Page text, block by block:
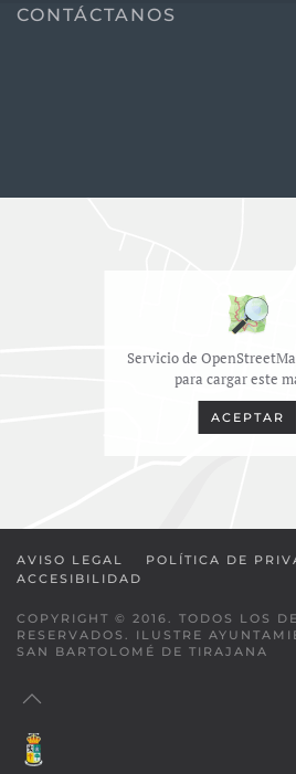
CONTÁCTANOS
Servicio de
para cargar este
ACEPTAR
AVISO LEGAL
POLÍTICA DE
ACCESIBILIDAD
COPYRIGHT © 2016. TODOS LOS
RESERVADOS. ILUSTRE
SAN BARTOLOMÉ DE TIRAJANA